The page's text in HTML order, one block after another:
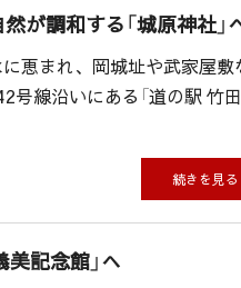
が調和する「城原神社」
恵まれ、岡城址や武家屋敷
線沿いにある「道の駅 竹田
続きを見る
記念館」へ